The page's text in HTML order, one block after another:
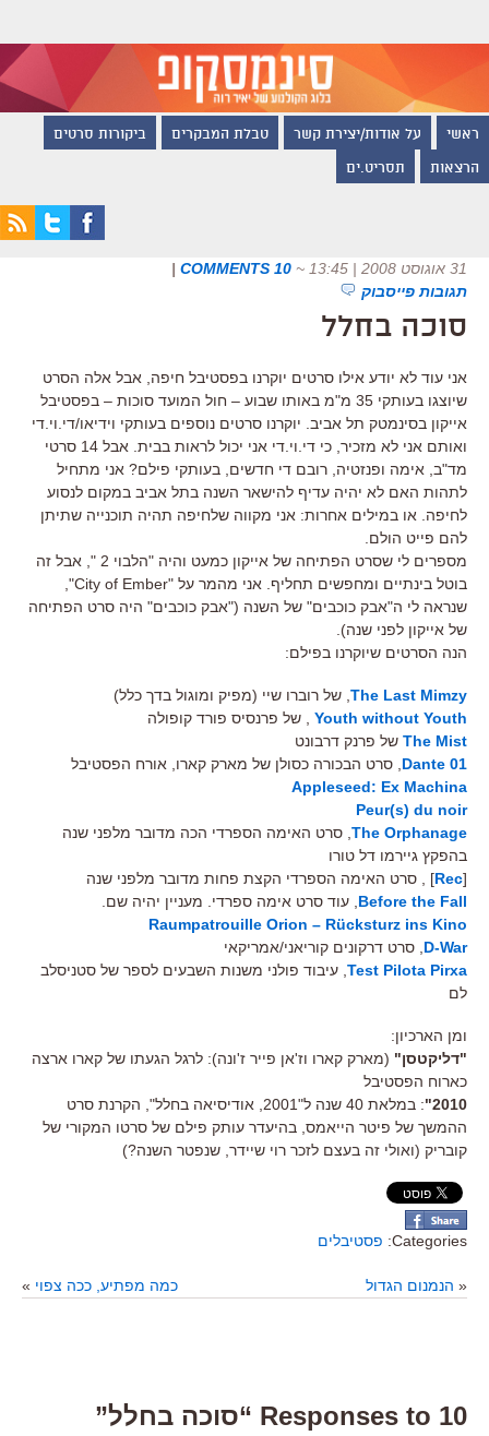
ראשי על אודות/יצירת קשר טבלת המבקרים ביקורות סרטים
הרצאות תסריט.ים
31 אוגוסט 2008 | 13:45 ~
10 COMMENTS
|
תגובות פייסבוק
סוכה בחלל
אני עוד לא יודע אילו סרטים יוקרנו בפסטיבל חיפה, אבל אלה הסרט
שיוצגו בעותקי 35 מ"מ באותו שבוע – חול המועד סוכות – בפסטיבל
אייקון בסינמטק תל אביב. יוקרנו סרטים נוספים בעותקי וידיאו/די.וי.די
ואותם אני לא מזכיר, כי די.וי.די אני יכול לראות בבית. אבל 14 סרטי
מד"ב, אימה ופנזטיה, רובם די חדשים, בעותקי פילם? אני מתחיל
לתהות האם לא יהיה עדיף להישאר השנה בתל אביב במקום לנסוע
לחיפה. או במילים אחרות: אני מקווה שלחיפה תהיה תוכנייה שתיתן
להם פייט הולם.
מספרים לי שסרט הפתיחה של אייקון כמעט והיה "הלבוי 2 ", אבל זה
בוטל בינתיים ומחפשים תחליף. אני מהמר על "City of Ember",
שנראה לי ה"אבק כוכבים" של השנה ("אבק כוכבים" היה סרט הפתיחה
של אייקון לפני שנה).
הנה הסרטים שיוקרנו בפילם:
The Last Mimzy , של רוברו שיי (מפיק ומוגול בדך כלל)
Youth without Youth , של פרנסיס פורד קופולה
The Mist של פרנק דרבונט
Dante 01 , סרט הבכורה כסולן של מארק קארו, אורח הפסטיבל
Appleseed: Ex Machina
Peur(s) du noir
The Orphanage , סרט האימה הספרדי הכה מדובר מלפני שנה
בהפקץ גיירמו דל טורו
[
Rec] , סרט האימה הספרדי הקצת פחות מדובר מלפני שנה
Before the Fall , עוד סרט אימה ספרדי. מעניין יהיה שם.
Raumpatrouille Orion – Rücksturz ins Kino
D-War , סרט דרקונים קוריאני/אמריקאי
Test Pilota Pirxa , עיבוד פולני משנות השבעים לספר של סטניסלב
לם
ומן הארכיון:
"דליקטסן" (מארק קארו וז'אן פייר ז'ונה): לרגל הגעתו של קארו ארצה
כארוח הפסטיבל
2010"
: במלאת 40 שנה ל"2001, אודיסיאה בחלל", הקרנת סרט
ההמשך של פיטר הייאמס, בהיעדר עותק פילם של סרטו המקורי של
קובריק (ואולי זה בעצם לזכר רוי שיידר, שנפטר השנה?)
Categories: פסטיבלים
« הנמנום הגדול כמה מפתיע, ככה צפוי »
10 Responses to “סוכה בחלל”